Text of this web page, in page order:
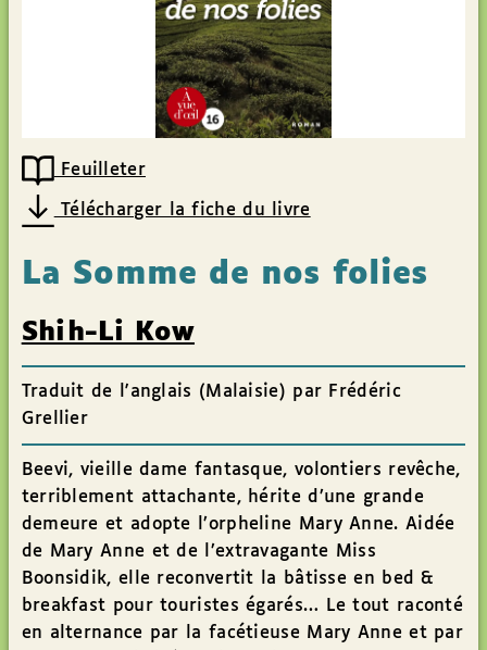
Feuilleter
Télécharger la fiche du livre
La Somme de nos folies
Shih-Li Kow
Traduit de l'anglais (Malaisie) par Frédéric
Grellier
Beevi, vieille dame fantasque, volontiers revêche,
terriblement attachante, hérite d’une grande
demeure et adopte l’orpheline Mary Anne. Aidée
de Mary Anne et de l’extravagante Miss
Boonsidik, elle reconvertit la bâtisse en bed &
breakfast pour touristes égarés… Le tout raconté
en alternance par la facétieuse Mary Anne et par